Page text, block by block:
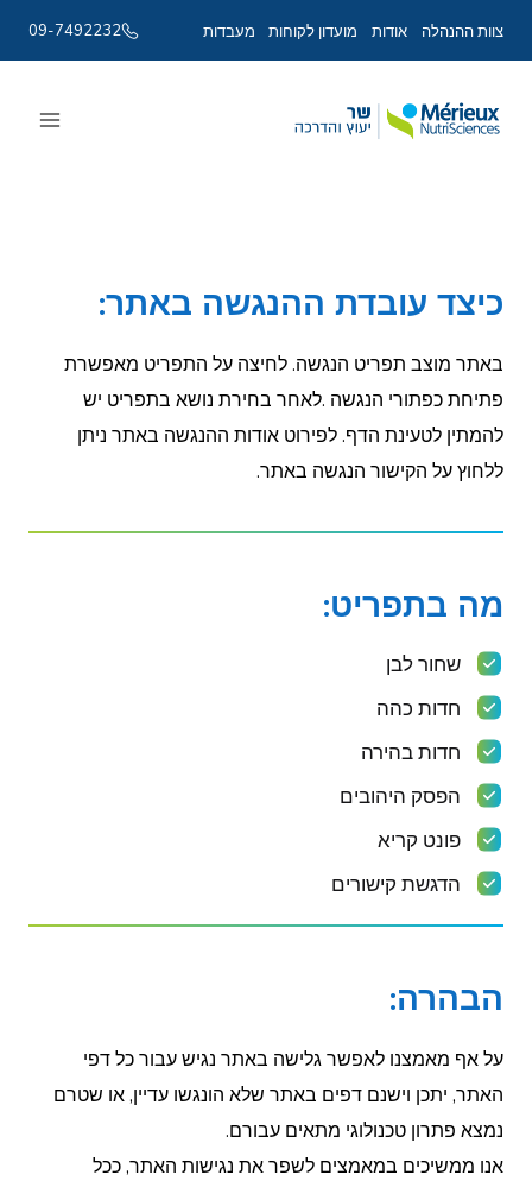
צוות ההנהלה אודות מועדון לקוחות מעבדות 09-7492232
content
כיצד עובדת ההנגשה באתר:
באתר מוצב תפריט הנגשה. לחיצה על התפריט מאפשרת
פתיחת כפתורי הנגשה .לאחר בחירת נושא בתפריט יש
להמתין לטעינת הדף. לפירוט אודות ההנגשה באתר ניתן
ללחוץ על הקישור הנגשה באתר.
מה בתפריט:
שחור לבן
חדות כהה
חדות בהירה
הפסק היהובים
פונט קריא
הדגשת קישורים
הבהרה:
על אף מאמצנו לאפשר גלישה באתר נגיש עבור כל דפי
האתר, יתכן וישנם דפים באתר שלא הונגשו עדיין, או שטרם
נמצא פתרון טכנולוגי מתאים עבורם.
אנו ממשיכים במאמצים לשפר את נגישות האתר, ככל